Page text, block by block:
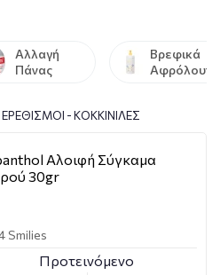
Αλλαγή
Πάνας
Βρεφικά
- ΚΟΚΚΙΝΊΛΕΣ
Αλοιφή Σύγκαμα
30gr
Smilies
Προτεινόμενο